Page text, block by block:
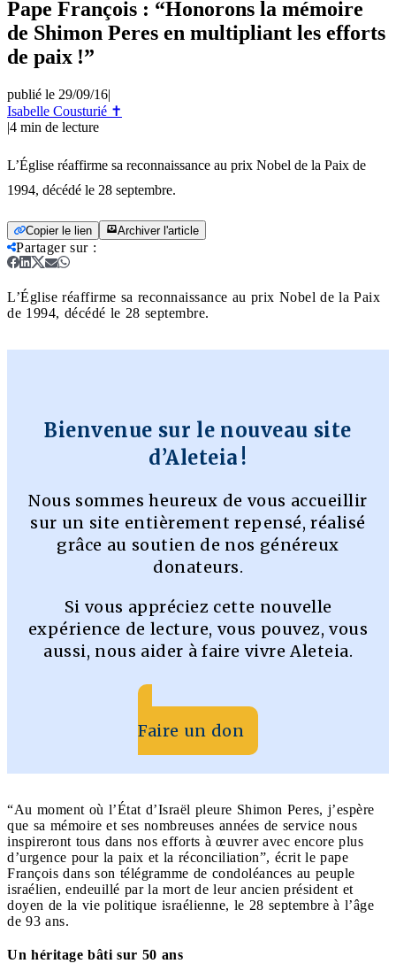
Pape François : “Honorons la mémoire
de Shimon Peres en multipliant les efforts
de paix !”
publié le 29/09/16|
Isabelle Cousturié ✝
|4 min de lecture
L’Église réaffirme sa reconnaissance au prix Nobel de la Paix de
1994, décédé le 28 septembre.
Copier le lien Archiver l'article
Partager sur:
L’Église réaffirme sa reconnaissance au prix Nobel de la Paix
de 1994, décédé le 28 septembre.
Bienvenue sur le nouveau site
d’Aleteia !
Nous sommes heureux de vous accueillir
sur un site entièrement repensé, réalisé
grâce au soutien de nos généreux
donateurs.
Si vous appréciez cette nouvelle
expérience de lecture, vous pouvez, vous
aussi, nous aider à faire vivre Aleteia.
Faire un don
“Au moment où l’État d’Israël pleure Shimon Peres, j’espère
que sa mémoire et ses nombreuses années de service nous
inspireront tous dans nos efforts à œuvrer avec encore plus
d’urgence pour la paix et la réconciliation”, écrit le pape
François dans son télégramme de condoléances au peuple
israélien, endeuillé par la mort de leur ancien président et
doyen de la vie politique israélienne, le 28 septembre à l’âge
de 93 ans.
Un héritage bâti sur 50 ans